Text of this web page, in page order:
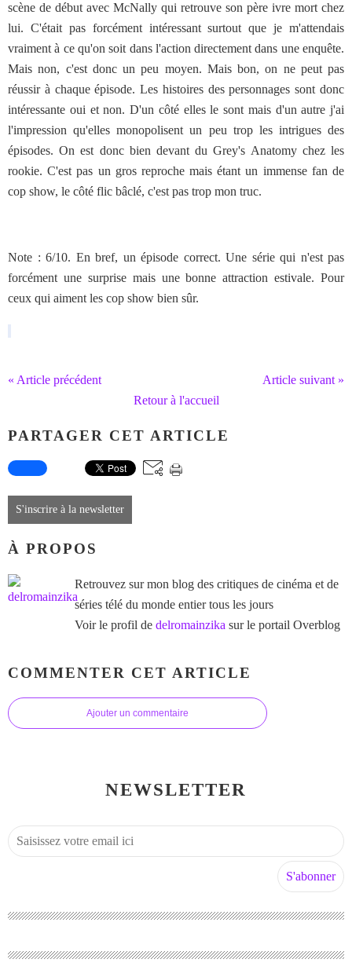
scène de début avec McNally qui retrouve son père ivre mort chez
lui. C'était pas forcément intéressant surtout que je m'attendais
vraiment à ce qu'on soit dans l'action directement dans une enquête.
Mais non, c'est donc un peu moyen. Mais bon, on ne peut pas
réussir à chaque épisode. Les histoires des personnages sont donc
intéressante oui et non. D'un côté elles le sont mais d'un autre j'ai
l'impression qu'elles monopolisent un peu trop les intrigues des
épisodes. On est donc bien devant du Grey's Anatomy chez les
rookie. C'est pas un gros reproche mais étant un immense fan de
cop show, le côté flic bâclé, c'est pas trop mon truc.
Note : 6/10. En bref, un épisode correct. Une série qui n'est pas
forcément une surprise mais une bonne attraction estivale. Pour
ceux qui aiment les cop show bien sûr.
« Article précédent
Article suivant »
Retour à l'accueil
PARTAGER CET ARTICLE
S'inscrire à la newsletter
À PROPOS
Retrouvez sur mon blog des critiques de cinéma et de
séries télé du monde entier tous les jours
Voir le profil de delromainzika sur le portail Overblog
COMMENTER CET ARTICLE
Ajouter un commentaire
NEWSLETTER